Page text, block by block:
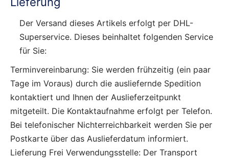
Der Versand dieses Artikels erfolgt per DHL-
Superservice. Dieses beinhaltet folgenden Service
für Sie:
Terminvereinbarung: Sie werden frühzeitig (ein paar
Tage im Voraus) durch die ausliefernde Spedition
kontaktiert und Ihnen der Auslieferzeitpunkt
mitgeteilt. Die Kontaktaufnahme erfolgt per Telefon.
Bei telefonischer Nichterreichbarkeit werden Sie per
Postkarte über das Auslieferdatum informiert.
Lieferung Frei Verwendungsstelle: Der Transport